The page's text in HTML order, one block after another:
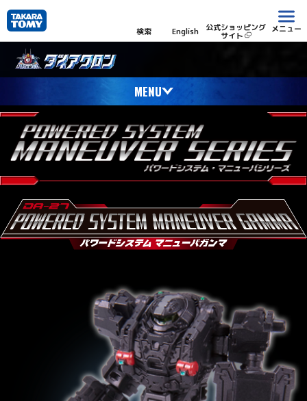
検索 English 公式ショッピング
サイト
メニュー
MENU
What’s DIACLONE?
ダイアクロンとは
NEWS
ニュース
PRODUCT DETAILS